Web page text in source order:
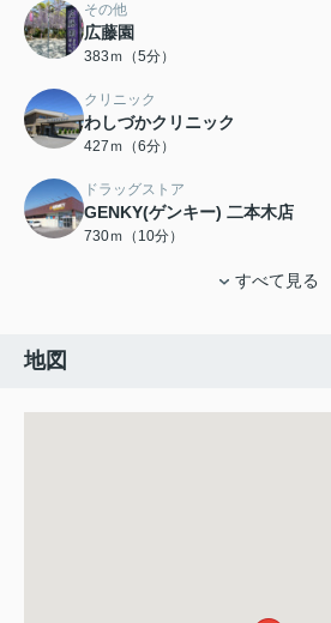
その他
広藤園
383ｍ（5分）
クリニック
わしづかクリニック
427ｍ（6分）
ドラッグストア
GENKY(ゲンキー) 二本木店
730ｍ（10分）
すべて見る
地図